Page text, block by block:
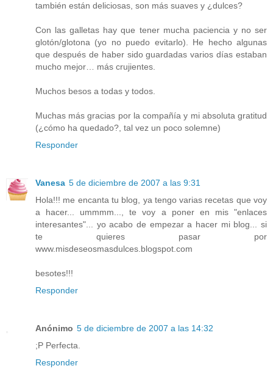
también están deliciosas, son más suaves y ¿dulces?
Con las galletas hay que tener mucha paciencia y no ser
glotón/glotona (yo no puedo evitarlo). He hecho algunas
que después de haber sido guardadas varios días estaban
mucho mejor… más crujientes.
Muchos besos a todas y todos.
Muchas más gracias por la compañía y mi absoluta gratitud
(¿cómo ha quedado?, tal vez un poco solemne)
Responder
Vanesa 5 de diciembre de 2007 a las 9:31
Hola!!! me encanta tu blog, ya tengo varias recetas que voy
a hacer... ummmm..., te voy a poner en mis "enlaces
interesantes"... yo acabo de empezar a hacer mi blog... si
te quieres pasar por
www.misdeseosmasdulces.blogspot.com
besotes!!!
Responder
Anónimo 5 de diciembre de 2007 a las 14:32
;P Perfecta.
Responder